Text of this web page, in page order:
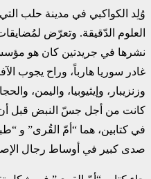
وُلِد الكواكبي في مدينة حلب التي
العلوم الدّقيقة. وتعرّض
نشرها في جريدتين كان هو
‏غادر سوريا هارباً، وراح يجوب
وزنزيبار، وإيثيوبيا، واليمن،
كانت من أجل جسّ النبض قبل
في كتابين، هما “أمّ القُرى” و
صدى كبير في أوساط رجال